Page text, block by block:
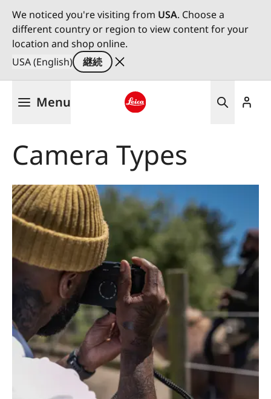
We noticed you're visiting from USA. Choose a
different country or region to view content for your
location and shop online.
USA (English)
継続
Menu
Camera Types